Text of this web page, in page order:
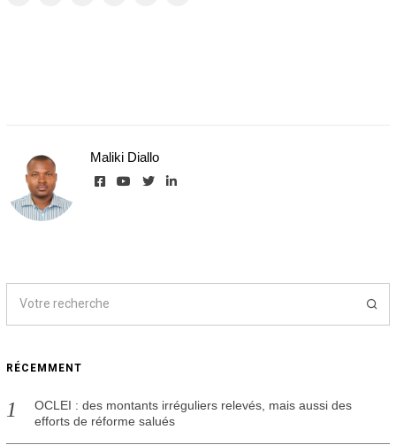
Maliki Diallo
RÉCEMMENT
OCLEI : des montants irréguliers relevés, mais aussi des
efforts de réforme salués